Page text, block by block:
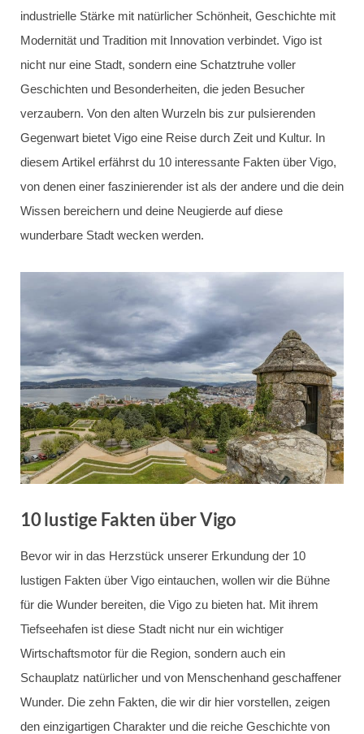
industrielle Stärke mit natürlicher Schönheit, Geschichte mit
Modernität und Tradition mit Innovation verbindet. Vigo ist
nicht nur eine Stadt, sondern eine Schatztruhe voller
Geschichten und Besonderheiten, die jeden Besucher
verzaubern. Von den alten Wurzeln bis zur pulsierenden
Gegenwart bietet Vigo eine Reise durch Zeit und Kultur. In
diesem Artikel erfährst du 10 interessante Fakten über Vigo,
von denen einer faszinierender ist als der andere und die dein
Wissen bereichern und deine Neugierde auf diese
wunderbare Stadt wecken werden.
10 lustige Fakten über Vigo
Bevor wir in das Herzstück unserer Erkundung der 10
lustigen Fakten über Vigo eintauchen, wollen wir die Bühne
für die Wunder bereiten, die Vigo zu bieten hat. Mit ihrem
Tiefseehafen ist diese Stadt nicht nur ein wichtiger
Wirtschaftsmotor für die Region, sondern auch ein
Schauplatz natürlicher und von Menschenhand geschaffener
Wunder. Die zehn Fakten, die wir dir hier vorstellen, zeigen
den einzigartigen Charakter und die reiche Geschichte von